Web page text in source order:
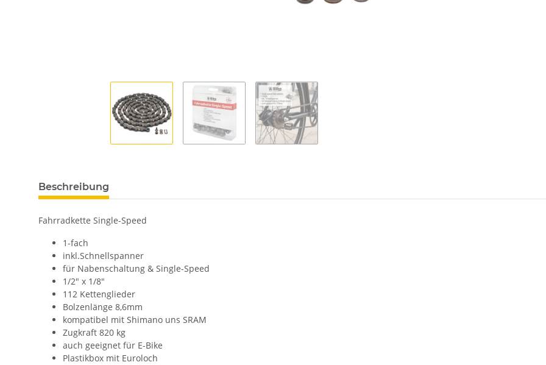
Beschreibung
Fahrradkette Single-Speed
1-fach
inkl.Schnellspanner
für Nabenschaltung & Single-Speed
1/2" x 1/8"
112 Kettenglieder
Bolzenlänge 8,6mm
kompatibel mit Shimano uns SRAM
Zugkraft 820 kg
auch geeignet für E-Bike
Plastikbox mit Euroloch